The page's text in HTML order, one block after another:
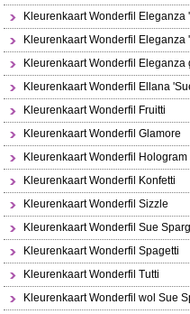
Kleurenkaart Wonderfil Eleganza
Kleurenkaart Wonderfil Eleganza
Kleurenkaart Wonderfil
Kleurenkaart Wonderfil Ellana
Kleurenkaart Wonderfil Fruitti
Kleurenkaart Wonderfil Glamore
Kleurenkaart Wonderfil Hologram
Kleurenkaart Wonderfil Konfetti
Kleurenkaart Wonderfil Sizzle
Kleurenkaart Wonderfil Sue
Kleurenkaart Wonderfil Spagetti
Kleurenkaart Wonderfil Tutti
Kleurenkaart Wonderfil wol Sue